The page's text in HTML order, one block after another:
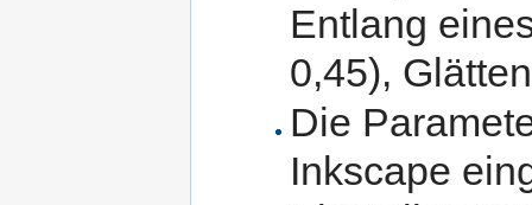
Entlang
0,45),
Die
Inkscape